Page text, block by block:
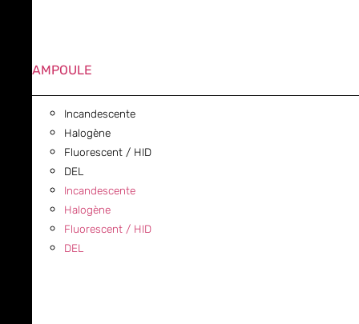
AMPOULE
Incandescente
Halogène
Fluorescent / HID
DEL
Incandescente
Halogène
Fluorescent / HID
DEL